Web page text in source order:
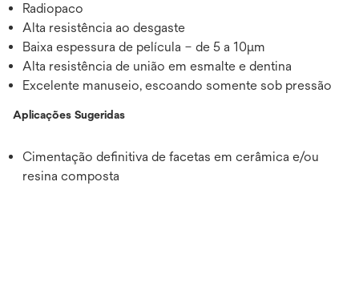
Radiopaco
Alta resistência ao desgaste
Baixa espessura de película – de 5 a 10μm
Alta resistência de união em esmalte e dentina
Excelente manuseio, escoando somente sob pressão
Aplicações Sugeridas
Cimentação definitiva de facetas em cerâmica e/ou
resina composta